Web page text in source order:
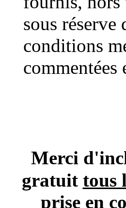
sous
conditions
commentées
Merci
gratuit tous
prise en